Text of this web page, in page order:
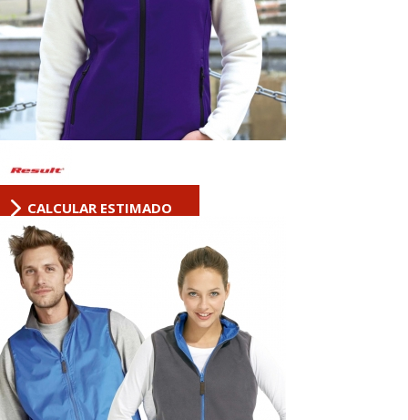
CALCULAR ESTIMADO